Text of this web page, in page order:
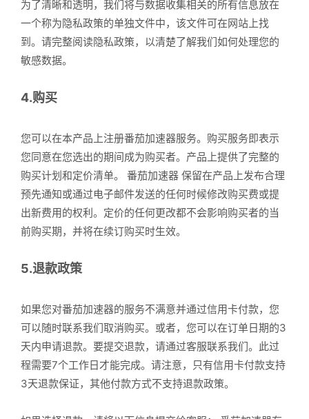
为了清晰和透明，我们将与数据收集相关的所有信息放在
一个称为隐私政策的单独文件中，该文件可在网站上找
到。请完整阅读隐私政策，以清楚了解我们如何处理您的
敏感数据。
4.购买
您可以在本产品上注册番茄加速器服务。购买服务即表示
您同意在您选出的期间成为购买者。产品上提供了完整的
购买计划和定价清单。 番茄加速器 保留在产品上发布合理
预先通知或通过电子邮件发送的任何时候修改购买费或提
出新费用的权利。定价的任何更改都不会影响购买者的当
前购买期，并将在续订购买时生效。
5.退款政策
如果您对番茄加速器的服务不满意并通过信用卡付款，您
可以随时联系我们取消购买。或者，您可以在订单日期的3
天内申请退款。要提交退款，请通过客服联系我们。此过
程需要7个工作日才能完成。请注意，只有信用卡付款支持
3天退款保证，其他付款方式不支持退款政策。